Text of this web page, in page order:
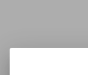
Mohlo by se